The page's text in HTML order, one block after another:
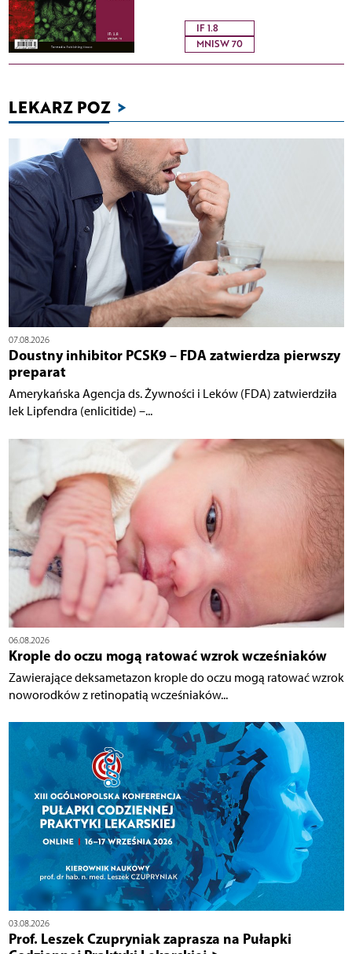
IF 1.8
MNISW 70
LEKARZ POZ >
07.08.2026
Doustny inhibitor PCSK9 – FDA zatwierdza pierwszy
preparat
Amerykańska Agencja ds. Żywności i Leków (FDA) zatwierdziła
lek Lipfendra (enlicitide) –...
06.08.2026
Krople do oczu mogą ratować wzrok wcześniaków
Zawierające deksametazon krople do oczu mogą ratować wzrok
noworodków z retinopatią wcześniaków...
03.08.2026
Prof. Leszek Czupryniak zaprasza na Pułapki